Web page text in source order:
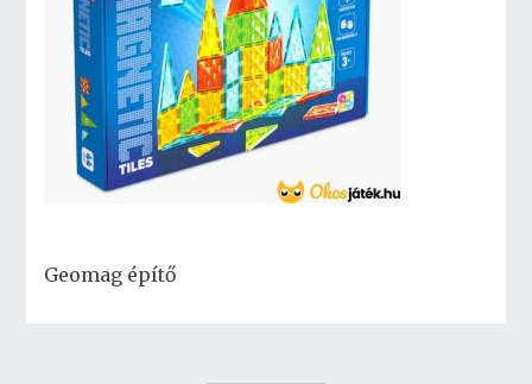
Geomag építő